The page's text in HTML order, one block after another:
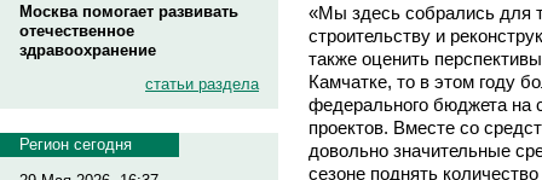
Москва помогает развивать
отечественное
здравоохранение
статьи раздела
Регион сегодня
«Мы здесь собрались для
строительству и
также оценить
Камчатке, то в этом году
федерального бюджета на
проектов. Вместе со
довольно значительные
сезоне поднять